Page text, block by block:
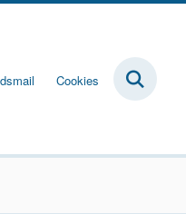
Cookies